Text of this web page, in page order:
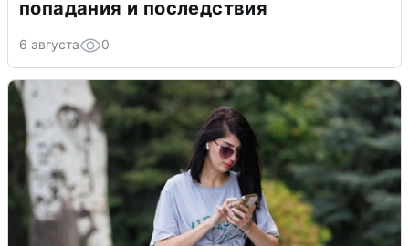
попадания и последствия
6 августа 0